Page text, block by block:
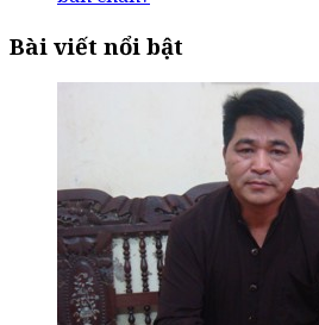
Bài viết nổi bật